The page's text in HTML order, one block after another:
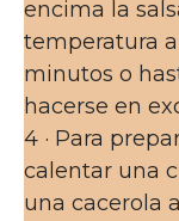
encima la
temperatura
minutos o
hacerse en
4 · Para
calentar una
una cacerola